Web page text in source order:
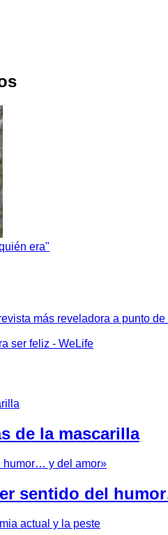
era"
más reveladora a punto
ser feliz - WeLife
de la mascarilla
sentido del